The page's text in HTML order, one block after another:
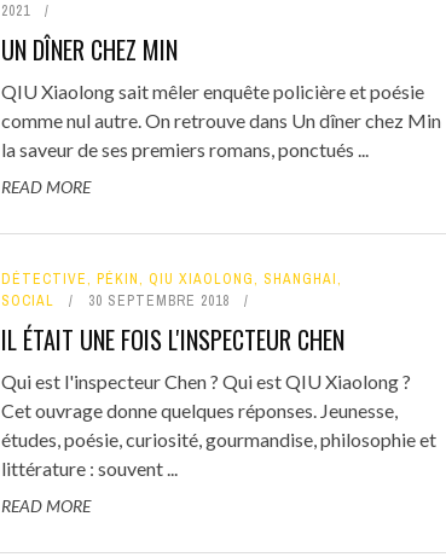
2021
UN DÎNER CHEZ MIN
QIU Xiaolong sait mêler enquête policière et poésie
comme nul autre. On retrouve dans Un dîner chez Min
la saveur de ses premiers romans, ponctués ...
READ MORE
DÉTECTIVE, PÉKIN, QIU XIAOLONG, SHANGHAI,
SOCIAL
30 SEPTEMBRE 2018
IL ÉTAIT UNE FOIS L'INSPECTEUR CHEN
Qui est l'inspecteur Chen ? Qui est QIU Xiaolong ?
Cet ouvrage donne quelques réponses. Jeunesse,
études, poésie, curiosité, gourmandise, philosophie et
littérature : souvent ...
READ MORE